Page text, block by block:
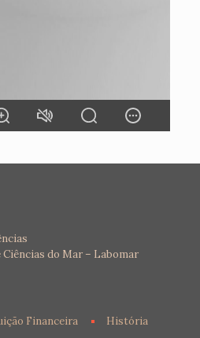
do Mar – Labomar
Financeira
História